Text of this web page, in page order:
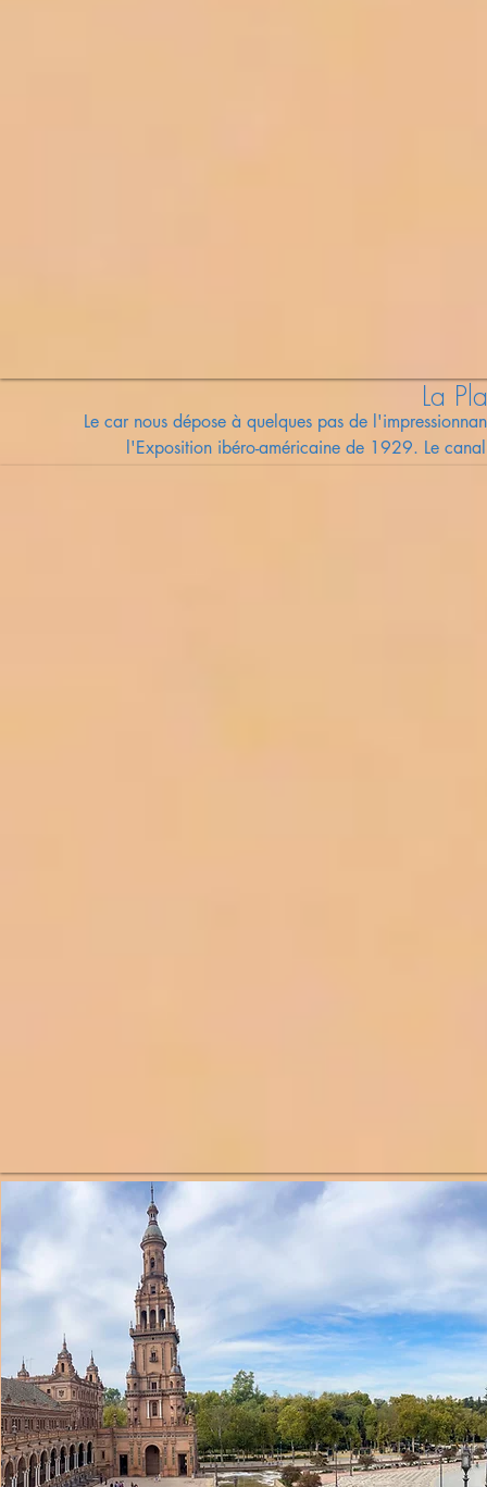
La
Le car nous dépose à quelques pas de
l'Exposition ibéro-américaine de 1929. Le